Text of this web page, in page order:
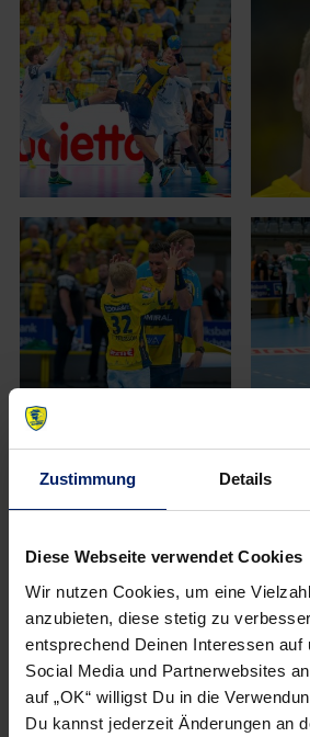
Zustimmung Details
Diese Webseite verwendet Cookies
Wir nutzen Cookies, um eine
anzubieten, diese stetig zu
entsprechend Deinen Interessen auf
Social Media und Partnerwebsites
auf „OK“ willigst Du in die
Du kannst jederzeit Änderungen an